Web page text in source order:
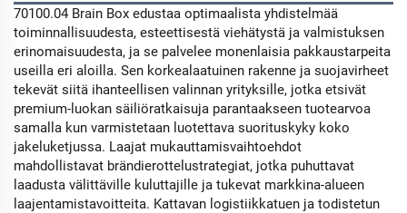
70100.04 Brain Box edustaa optimaalista yhdistelmää
toiminnallisuudesta, esteettisestä viehätystä ja valmistuksen
erinomaisuudesta, ja se palvelee monenlaisia pakkaustarpeita
useilla eri aloilla. Sen korkealaatuinen rakenne ja suojavirheet
tekevät siitä ihanteellisen valinnan yrityksille, jotka etsivät
premium-luokan säiliöratkaisuja parantaakseen tuotearvoa
samalla kun varmistetaan luotettava suorituskyky koko
jakeluketjussa. Laajat mukauttamisvaihtoehdot
mahdollistavat brändierottelustrategiat, jotka puhuttavat
laadusta välittäville kuluttajille ja tukevat markkina-alueen
laajentamistavoitteita. Kattavan logistiikkatuen ja todistetun